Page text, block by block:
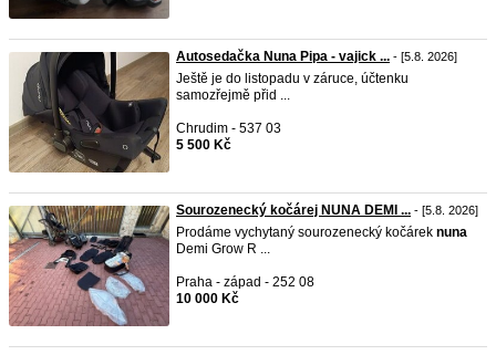
Autosedačka Nuna Pipa - vajick ... - [5.8. 2026]
Ještě je do listopadu v záruce, účtenku
samozřejmě přid ...
Chrudim - 537 03
5 500 Kč
Sourozenecký kočárej NUNA DEMI ... - [5.8. 2026]
Prodáme vychytaný sourozenecký kočárek nuna
Demi Grow R ...
Praha - západ - 252 08
10 000 Kč